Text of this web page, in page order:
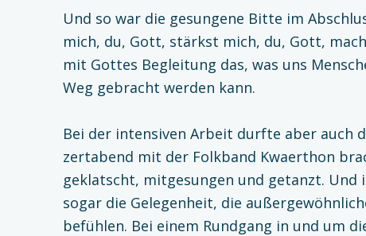
Und so war die gesungene Bitte im
mich, du, Gott, stärkst mich, du, Gott,
mit Gottes Begleitung das, was uns
Weg gebracht werden kann.
Bei der intensiven Arbeit durfte aber auch
zertabend mit der Folkband Kwaerthon
geklatscht, mitgesungen und getanzt. Und
sogar die Gele­genheit, die
befühlen. Bei einem Rundgang in und um